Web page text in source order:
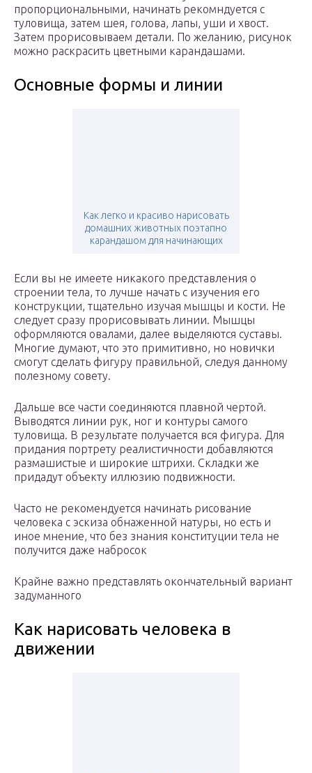
пропорциональными, начинать рекомндуется с
туловища, затем шея, голова, лапы, уши и хвост.
Затем прорисовываем детали. По желанию, рисунок
можно раскрасить цветными карандашами.
Основные формы и линии
Как легко и красиво нарисовать
домашних животных поэтапно
карандашом для начинающих
Если вы не имеете никакого представления о
строении тела, то лучше начать с изучения его
конструкции, тщательно изучая мышцы и кости. Не
следует сразу прорисовывать линии. Мышцы
оформляются овалами, далее выделяются суставы.
Многие думают, что это примитивно, но новички
смогут сделать фигуру правильной, следуя данному
полезному совету.
Дальше все части соединяются плавной чертой.
Выводятся линии рук, ног и контуры самого
туловища. В результате получается вся фигура. Для
придания портрету реалистичности добавляются
размашистые и широкие штрихи. Складки же
придадут объекту иллюзию подвижности.
Часто не рекомендуется начинать рисование
человека с эскиза обнаженной натуры, но есть и
иное мнение, что без знания конституции тела не
получится даже набросок
Крайне важно представлять окончательный вариант
задуманного
Как нарисовать человека в
движении